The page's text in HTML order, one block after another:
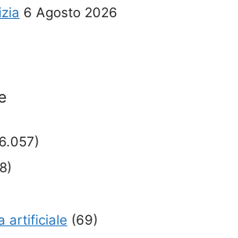
6 Agosto 2026
artificiale (69)